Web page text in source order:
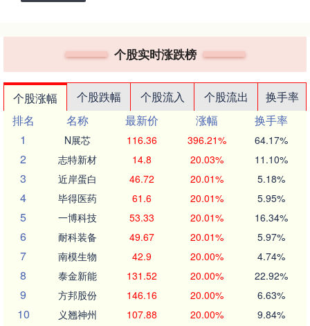
个股实时涨跌榜
个股涨幅 个股跌幅 个股流入 个股流出
换手率
排名
名称 最新价 涨幅
换手率
1
N展芯 116.36 396.21% 64.17%
2 志特新材 14.8 20.03% 11.10%
3 近岸蛋白 46.72 20.01% 5.18%
4 毕得医药 61.6 20.01% 5.95%
5 一博科技 53.33 20.01% 16.34%
6 耐科装备 49.67 20.01% 5.97%
7 南模生物 42.9 20.00% 4.74%
8 泰金新能 131.52 20.00% 22.92%
9 方邦股份 146.16 20.00% 6.63%
10 义翘神州 107.88 20.00% 9.84%